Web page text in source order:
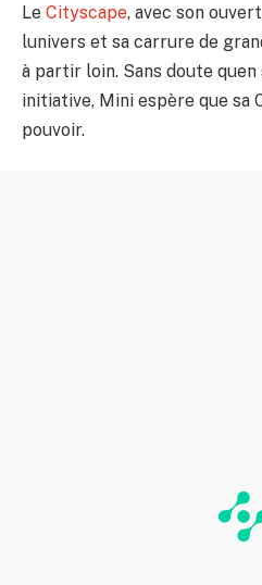
Le Cityscape, avec son
lunivers et sa carrure de
à partir loin. Sans doute
initiative, Mini espère que sa
pouvoir.